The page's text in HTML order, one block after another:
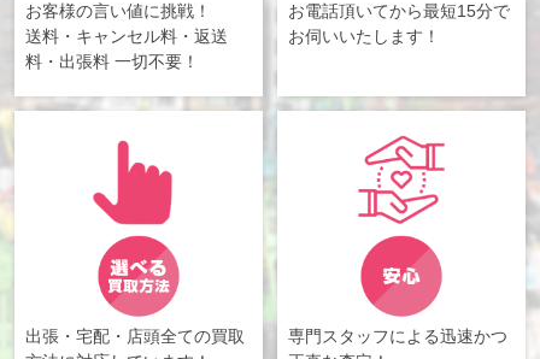
お客様の言い値に挑戦！
送料・キャンセル料・返送
料・出張料 一切不要！
お電話頂いてから最短15分で
お伺いいたします！
出張・宅配・店頭全ての買取
専門スタッフによる迅速かつ